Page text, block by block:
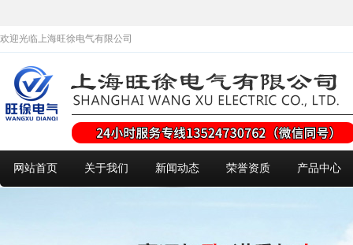
欢迎光临上海旺徐电气有限公司
网站首页 关于我们 新闻动态 荣誉资质 产品中心